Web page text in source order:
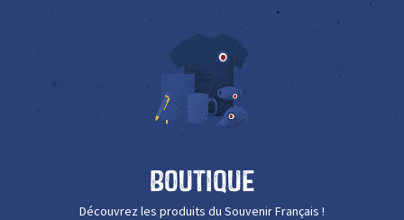
Boutique
Découvrez les produits du Souvenir Français !